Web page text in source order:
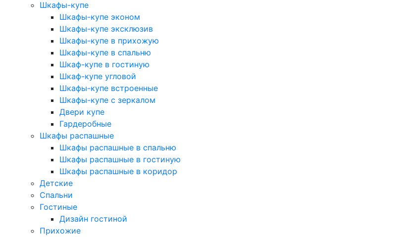
Шкафы-купе
Шкафы-купе эконом
Шкафы-купе эксклюзив
Шкафы-купе в прихожую
Шкафы-купе в спальню
Шкаф-купе в гостиную
Шкаф-купе угловой
Шкафы-купе встроенные
Шкафы-купе с зеркалом
Двери купе
Гардеробные
Шкафы распашные
Шкафы распашные в спальню
Шкафы распашные в гостиную
Шкафы распашные в коридор
Детские
Спальни
Гостиные
Дизайн гостиной
Прихожие